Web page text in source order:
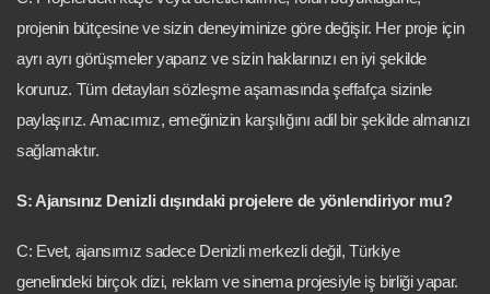
projenin bütçesine ve sizin deneyiminize göre değişir. Her proje için
ayrı ayrı görüşmeler yaparız ve sizin haklarınızı en iyi şekilde
koruruz. Tüm detayları sözleşme aşamasında şeffafça sizinle
paylaşırız. Amacımız, emeğinizin karşılığını adil bir şekilde almanızı
sağlamaktır.
S: Ajansınız Denizli dışındaki projelere de yönlendiriyor mu?
C: Evet, ajansımız sadece Denizli merkezli değil, Türkiye
genelindeki birçok dizi, reklam ve sinema projesiyle iş birliği yapar.